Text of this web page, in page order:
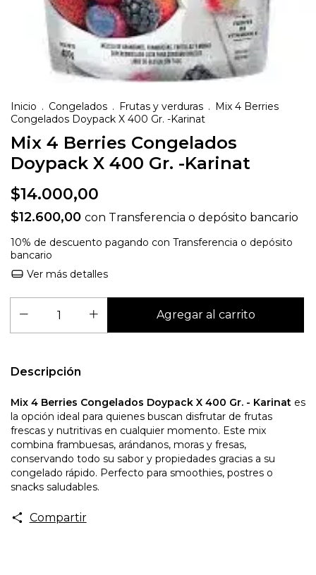
Inicio . Congelados . Frutas y verduras . Mix 4 Berries
Congelados Doypack X 400 Gr. -Karinat
Mix 4 Berries Congelados
Doypack X 400 Gr. -Karinat
$14.000,00
$12.600,00 con Transferencia o depósito bancario
10% de descuento pagando con Transferencia o depósito
bancario
Ver más detalles
Descripción
Mix 4 Berries Congelados Doypack X 400 Gr. - Karinat es
la opción ideal para quienes buscan disfrutar de frutas
frescas y nutritivas en cualquier momento. Este mix
combina frambuesas, arándanos, moras y fresas,
conservando todo su sabor y propiedades gracias a su
congelado rápido. Perfecto para smoothies, postres o
snacks saludables.
Compartir